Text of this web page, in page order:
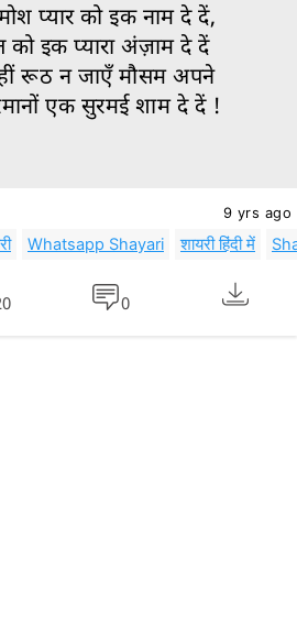
प्यार को इक नाम दे दें,
इक प्यारा अंज़ाम दे दें
रूठ न जाएँ मौसम अपने
एक सुरमई शाम दे दें !
9 yrs ago
Whatsapp Shayari शायरी हिंदी में
0